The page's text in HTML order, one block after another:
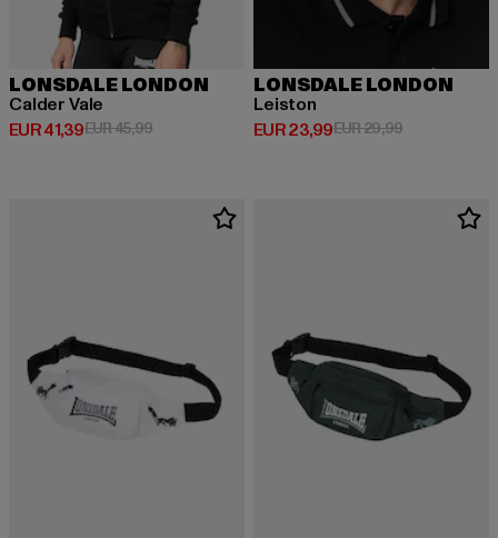
LONSDALE LONDON
Calder Vale
EUR 41,39
Huidige prijs: EUR 41,39
EUR 45,99Actieprijs: EUR 45,99
LONSDALE LONDON
Leiston
EUR 23,99
Huidige prijs: EUR 23,99
EUR 29,99Actieprijs: